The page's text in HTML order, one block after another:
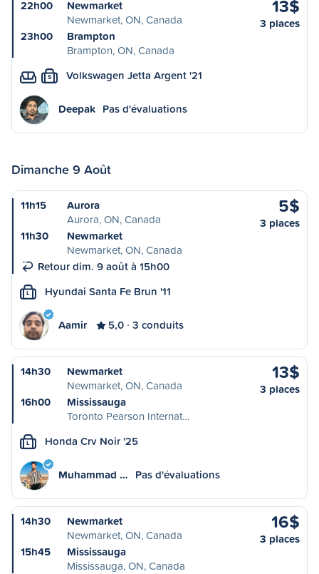
22h00
Newmarket
Newmarket, ON, Canada
23h00
Brampton
Brampton, ON, Canada
13$
3 places
S Volkswagen Jetta Argent '21
Deepak Pas d'évaluations
Dimanche 9 Août
11h15
Aurora
Aurora, ON, Canada
11h30
Newmarket
Newmarket, ON, Canada
Retour dim. 9 août à 15h00
5$
3 places
L Hyundai Santa Fe Brun '11
Aamir 5,0 3 conduits
14h30
Newmarket
Newmarket, ON, Canada
16h00
Mississauga
Toronto Pearson Internat…
13$
3 places
L Honda Crv Noir '25
Muhammad … Pas d'évaluations
14h30
Newmarket
Newmarket, ON, Canada
15h45
Mississauga
Mississauga, ON, Canada
16$
3 places